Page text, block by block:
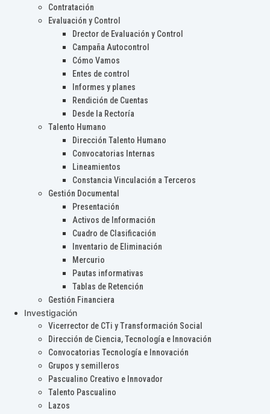
Contratación
Evaluación y Control
Drector de Evaluación y Control
Campaña Autocontrol
Cómo Vamos
Entes de control
Informes y planes
Rendición de Cuentas
Desde la Rectoría
Talento Humano
Dirección Talento Humano
Convocatorias Internas
Lineamientos
Constancia Vinculación a Terceros
Gestión Documental
Presentación
Activos de Información
Cuadro de Clasificación
Inventario de Eliminación
Mercurio
Pautas informativas
Tablas de Retención
Gestión Financiera
Investigación
Vicerrector de CTi y Transformación Social
Dirección de Ciencia, Tecnología e Innovación
Convocatorias Tecnología e Innovación
Grupos y semilleros
Pascualino Creativo e Innovador
Talento Pascualino
Lazos